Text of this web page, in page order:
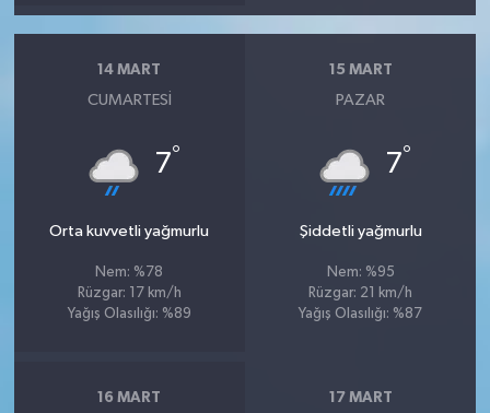
14 MART
CUMARTESI
7°
Orta kuvvetli yağmurlu
Nem: %78
Rüzgar: 17 km/h
Yağış Olasılığı: %89
15 MART
PAZAR
7°
Şiddetli yağmurlu
Nem: %95
Rüzgar: 21 km/h
Yağış Olasılığı: %87
16 MART 17 MART